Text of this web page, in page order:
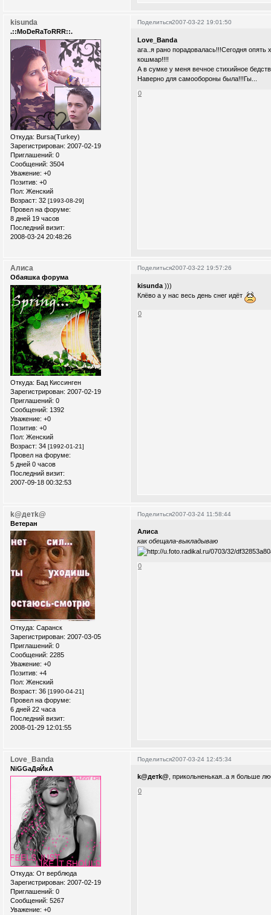
Поделиться2007-03-22 19:01:50
kisunda
.::MoDeRaToRRR::.
Откуда: Bursa(Turkey)
Зарегистрирован: 2007-02-19
Приглашений: 0
Сообщений: 3504
Уважение: +0
Позитив: +0
Пол: Женский
Возраст: 32 [1993-08-29]
Провел на форуме:
8 дней 19 часов
Последний визит:
2008-03-24 20:48:26
Love_Banda
ага..я рано порадовалась!!!Сегодня
кошмар!!!!
А в сумке у меня вечное стихийное
Наверно для самообороны была!!!Гы...
0
Поделиться2007-03-22 19:57:26
Алиса
Обаяшка форума
Откуда: Бад Киссинген
Зарегистрирован: 2007-02-19
Приглашений: 0
Сообщений: 1392
Уважение: +0
Позитив: +0
Пол: Женский
Возраст: 34 [1992-01-21]
Провел на форуме:
5 дней 0 часов
Последний визит:
2007-09-18 00:32:53
kisunda)))
Клёво а у нас весь день снег идёт
0
Поделиться2007-03-24 11:58:44
k@детk@
Ветеран
Откуда: Саранск
Зарегистрирован: 2007-03-05
Приглашений: 0
Сообщений: 2285
Уважение: +0
Позитив: +4
Пол: Женский
Возраст: 36 [1990-04-21]
Провел на форуме:
6 дней 22 часа
Последний визит:
2008-01-29 12:01:55
Алиса
как обещала-выкладываю
0
Поделиться2007-03-24 12:45:34
Love_Banda
NiGGaДяЙкА
Откуда: От верблюда
Зарегистрирован: 2007-02-19
Приглашений: 0
Сообщений: 5267
Уважение: +0
k@детk@, прикольненькая..а я больше
0